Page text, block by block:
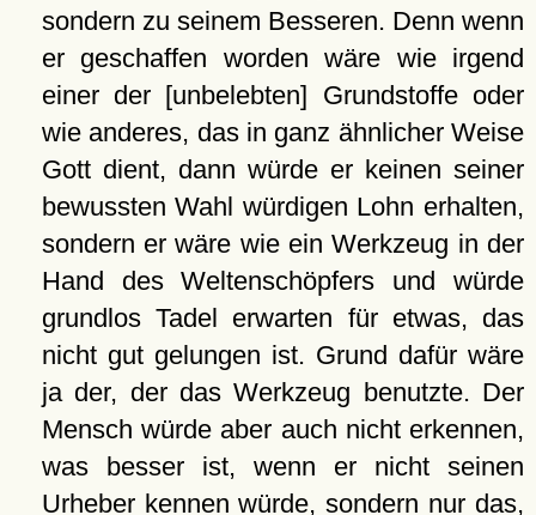
sondern zu seinem Besseren. Denn wenn
er geschaffen worden wäre wie irgend
einer der [unbelebten] Grundstoffe oder
wie anderes, das in ganz ähnlicher Weise
Gott dient, dann würde er keinen seiner
bewussten Wahl würdigen Lohn erhalten,
sondern er wäre wie ein Werkzeug in der
Hand des Weltenschöpfers und würde
grundlos Tadel erwarten für etwas, das
nicht gut gelungen ist. Grund dafür wäre
ja der, der das Werkzeug benutzte. Der
Mensch würde aber auch nicht erkennen,
was besser ist, wenn er nicht seinen
Urheber kennen würde, sondern nur das,